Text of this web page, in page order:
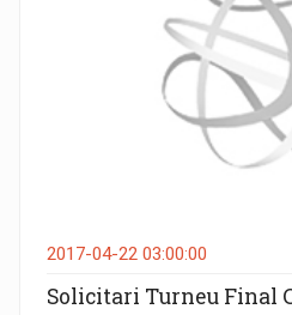
2017-04-22 03:00:00
Solicitari Turneu Final